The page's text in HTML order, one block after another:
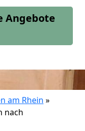
Angebote
am Rhein »
nach